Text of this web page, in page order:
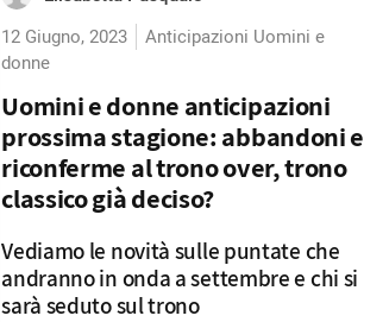
12 Giugno, 2023
Anticipazioni Uomini e
donne
Uomini e donne anticipazioni
prossima stagione: abbandoni e
riconferme al trono over, trono
classico già deciso?
Vediamo le novità sulle puntate che
andranno in onda a settembre e chi si
sarà seduto sul trono